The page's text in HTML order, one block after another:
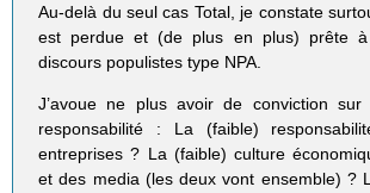
Au-delà du seul cas Total, je constate
est perdue et (de plus en plus) prête à
discours populistes type NPA.
J’avoue ne plus avoir de conviction sur
responsabilité : La (faible)
entreprises ? La (faible) culture
et des media (les deux vont ensemble) ?